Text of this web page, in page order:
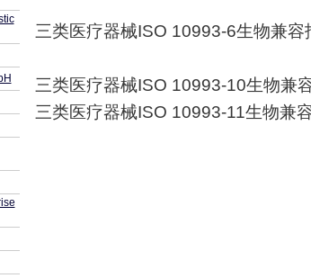
三类医疗器械ISO 10993-6生物兼容
三类医疗器械ISO 10993-10生物兼
三类医疗器械ISO 10993-11生物兼